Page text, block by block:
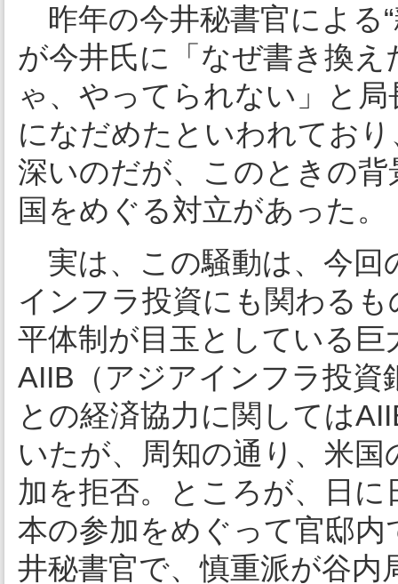
昨年の今井秘書官による
が今井氏に「なぜ書き換
ゃ、やってられない」と局
になだめたといわれてお
深いのだが、このときの
国をめぐる対立があった。
実は、この騒動は、今回
インフラ投資にも関わる
平体制が目玉としている
AIIB（アジアインフラ投資
との経済協力に関しては
いたが、周知の通り、米
加を拒否。ところが、日
本の参加をめぐって官邸
井秘書官で、慎重派が谷内